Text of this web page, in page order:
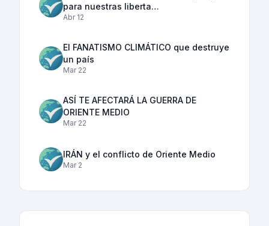
para nuestras liberta…
Abr 12
El FANATISMO CLIMÁTICO que destruye
un país
Mar 22
ASÍ TE AFECTARÁ LA GUERRA DE
ORIENTE MEDIO
Mar 22
IRÁN y el conflicto de Oriente Medio
Mar 2